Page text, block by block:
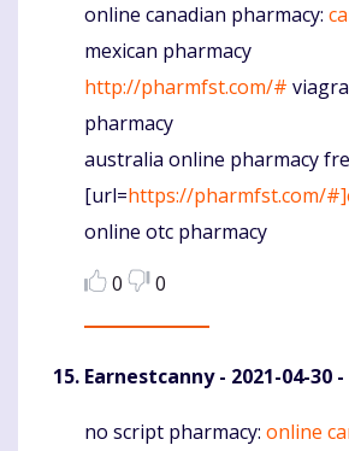
Komentaras
online canadian pharmacy:
mexican pharmacy
http://pharmfst.com/#
pharmacy
australia online pharmacy
[url=https://pharmfst.com/
online otc pharmacy
0
0
Earnestcanny- 2021-04-30 -
Komentaras
no script pharmacy: online